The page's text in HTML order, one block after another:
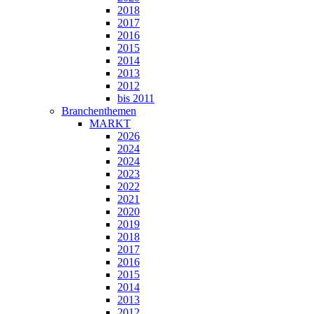
2018
2017
2016
2015
2014
2013
2012
bis 2011
Branchenthemen
MARKT
2026
2024
2024
2023
2022
2021
2020
2019
2018
2017
2016
2015
2014
2013